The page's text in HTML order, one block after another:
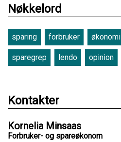
Nøkkelord
sparing forbruker økonomi
sparegrep lendo opinion
Kontakter
Kornelia Minsaas
Forbruker- og spareøkonom